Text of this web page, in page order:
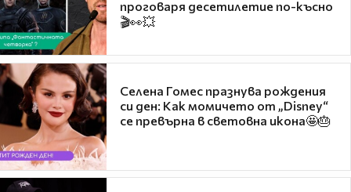
проговаря десетилетие по-късно
🎬👀💥
Селена Гомес празнува рождения
си ден: Как момичето от „Disney“
се превърна в световна икона🤩🎂